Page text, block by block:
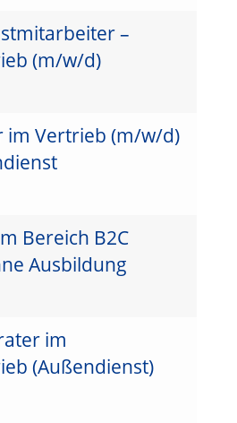
–
(m/w/d)
im Vertrieb (m/w/d)
Bereich B2C
Ausbildung
im
(Außendienst)